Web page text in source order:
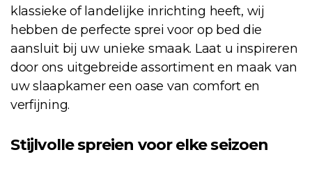
klassieke of landelijke inrichting heeft, wij
hebben de perfecte sprei voor op bed die
aansluit bij uw unieke smaak. Laat u inspireren
door ons uitgebreide assortiment en maak van
uw slaapkamer een oase van comfort en
verfijning.
Stijlvolle spreien voor elke seizoen